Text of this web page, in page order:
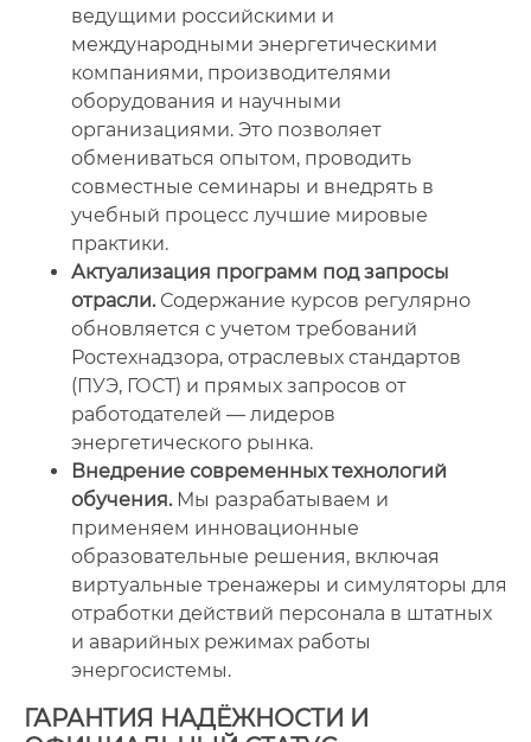
ведущими российскими и
международными энергетическими
компаниями, производителями
оборудования и научными
организациями. Это позволяет
обмениваться опытом, проводить
совместные семинары и внедрять в
учебный процесс лучшие мировые
практики.
Актуализация программ под запросы
отрасли.Содержание курсов регулярно
обновляется с учетом требований
Ростехнадзора, отраслевых стандартов
(ПУЭ, ГОСТ) и прямых запросов от
работодателей — лидеров
энергетического рынка.
Внедрение современных технологий
обучения.Мы разрабатываем и
применяем инновационные
образовательные решения, включая
виртуальные тренажеры и симуляторы для
отработки действий персонала в штатных
и аварийных режимах работы
энергосистемы.
ГАРАНТИЯ НАДЁЖНОСТИ И